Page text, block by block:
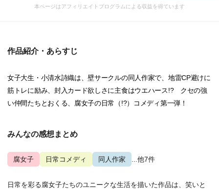
本ページはアフィリエイトプログラムによる収益を得ています
作品紹介・あらすじ
女子大生・小清水詩織は、壁サークルの同人作家で、地雷CP避けに
筋トレに励み、封入カード欲しさに主食はウエハース!? クセの強
い仲間たちとおくる、腐女子の日常（!?）コメディ第一弾！
みんなの感想まとめ
腐女子 日常コメディ 同人作家 ...他7件
日常を彩る腐女子たちのユニークな生活を描いた作品は、笑いと